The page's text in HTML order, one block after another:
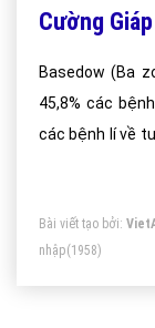
Cường
Basedow (Ba
45,8% các
các bệnh lí về
Bài viết tạo bởi:
nhập(1958)